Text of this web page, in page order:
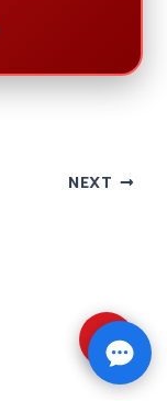
NEXT
⇧